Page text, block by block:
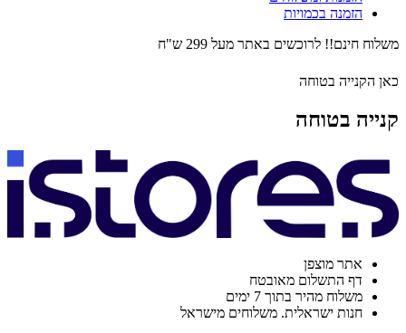
הזמנה בכמויות
משלוח חינם!! לרוכשים באתר מעל 299 ש"ח
כאן הקנייה בטוחה
קנייה בטוחה
אתר מוצפן
דף התשלום מאובטח
משלוח מהיר בתוך 7 ימים
חנות ישראלית. משלוחים מישראל